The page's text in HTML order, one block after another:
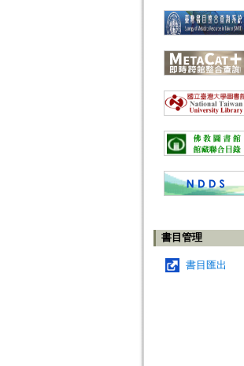
書目管理
書目匯出